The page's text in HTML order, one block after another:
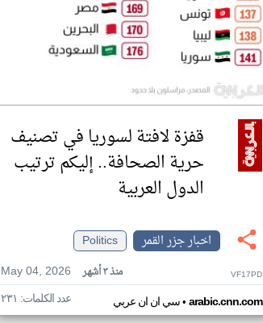
قفزة لافتة لسوريا في تصنيف
حرية الصحافة.. إليكم ترتيب
الدول العربية
اخبار جزر القمر
Politics
May 04, 2026
منذ ٣ أشهر VF17PD
سي ان ان عربي• arabic.cnn.com عدد الكلمات: ٢٣١